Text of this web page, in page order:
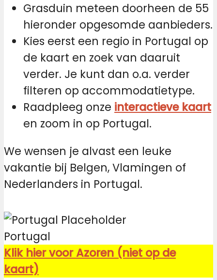
Grasduin meteen doorheen de 55
hieronder opgesomde aanbieders.
Kies eerst een regio in Portugal op
de kaart en zoek van daaruit
verder. Je kunt dan o.a. verder
filteren op accommodatietype.
Raadpleeg onze interactieve kaart
en zoom in op Portugal.
We wensen je alvast een leuke
vakantie bij Belgen, Vlamingen of
Nederlanders in Portugal.
Portugal
Klik hier voor Azoren (niet op de
kaart)